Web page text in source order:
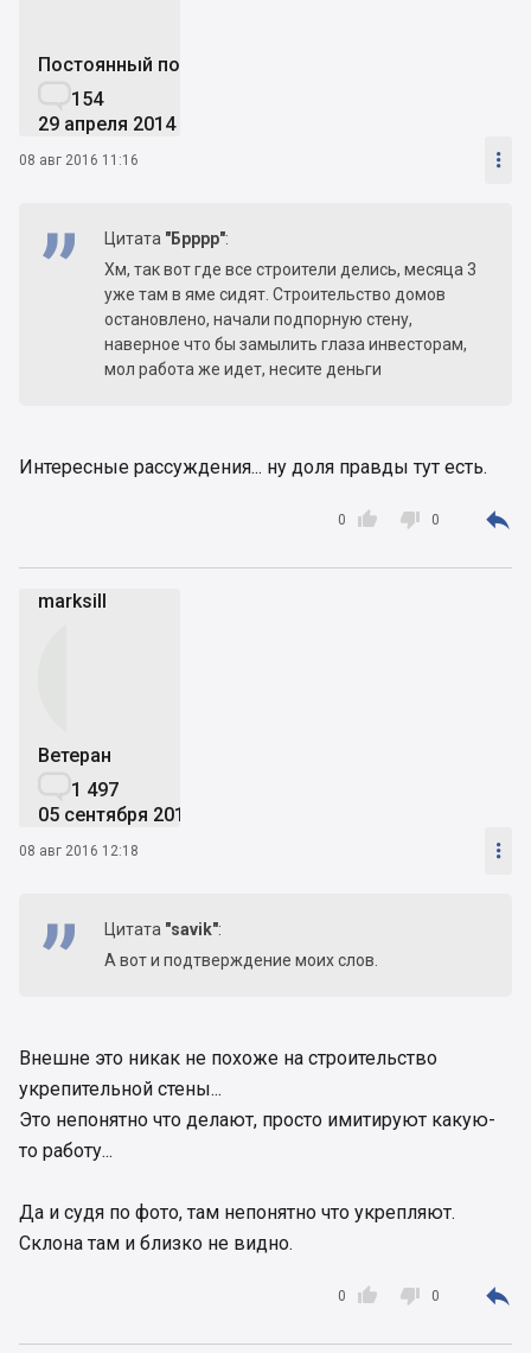
Постоянный пользователь
154
29 апреля 2014
08 авг 2016 11:16 
Цитата "Брррр":
Хм, так вот где все строители делись, месяца 3
уже там в яме сидят. Строительство домов
остановлено, начали подпорную стену,
наверное что бы замылить глаза инвесторам,
мол работа же идет, несите деньги
Интересные рассуждения... ну доля правды тут есть.

0  0 
marksill
Ветеран
1 497
05 сентября 2010
08 авг 2016 12:18 
Цитата "savik":
А вот и подтверждение моих слов.
Внешне это никак не похоже на строительство
укрепительной стены...
Это непонятно что делают, просто имитируют какую-
то работу...
Да и судя по фото, там непонятно что укрепляют.
Склона там и близко не видно.

0  0 